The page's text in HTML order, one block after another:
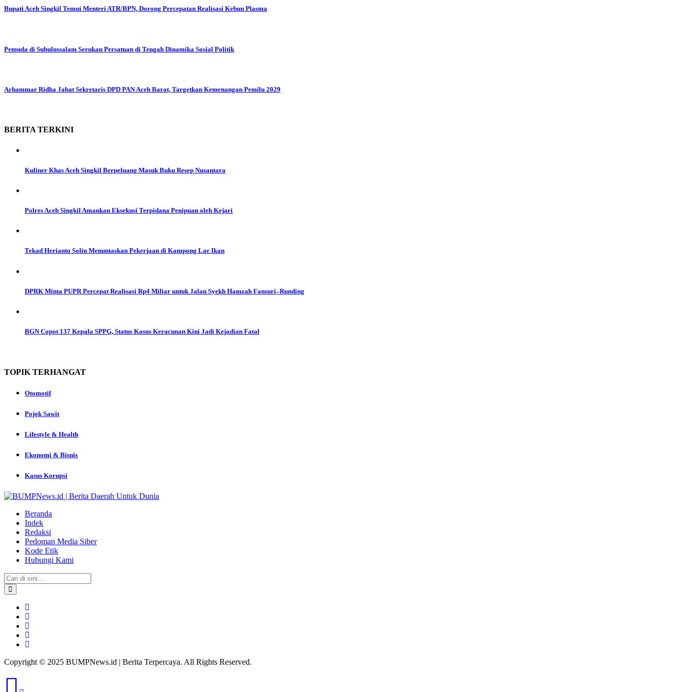
Bupati Aceh Singkil Temui Menteri ATR/BPN, Dorong Percepatan Realisasi Kebun Plasma
Pemuda di Subulussalam Serukan Persatuan di Tengah Dinamika Sosial Politik
Arhammar Ridha Jabat Sekretaris DPD PAN Aceh Barat, Targetkan Kemenangan Pemilu 2029
BERITA TERKINI
Kuliner Khas Aceh Singkil Berpeluang Masuk Buku Resep Nusantara
Polres Aceh Singkil Amankan Eksekusi Terpidana Penipuan oleh Kejari
Tekad Herianto Solin Menuntaskan Pekerjaan di Kampong Lae Ikan
DPRK Minta PUPR Percepat Realisasi Rp4 Miliar untuk Jalan Syekh Hamzah Fansuri–Runding
BGN Copot 137 Kepala SPPG, Status Kasus Keracunan Kini Jadi Kejadian Fatal
TOPIK TERHANGAT
Otomotif
Pojok Sawit
Lifestyle & Health
Ekonomi & Bisnis
Kasus Korupsi
Beranda
Indek
Redaksi
Pedoman Media Siber
Kode Etik
Hubungi Kami
Copyright © 2025 BUMPNews.id | Berita Terpercaya. All Rights Reserved.